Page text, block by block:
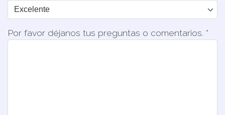
Por favor déjanos tus preguntas o comentarios. *